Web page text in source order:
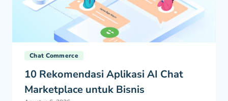
Chat Commerce
10 Rekomendasi Aplikasi AI Chat
Marketplace untuk Bisnis